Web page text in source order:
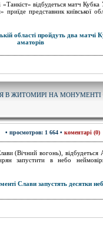
відбудеться матч Кубка
представник київської
В ЖИТОМИРІ НА МОНУМЕНТІ
• просмотров: 1 664 • коментарі (0)
(Вічний вогонь), відбудеться
запустити в небо